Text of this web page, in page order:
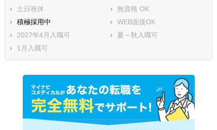
土日祝休
無資格 OK
積極採用中
WEB面接OK
2027年4月入職可
夏～秋入職可
1月入職可